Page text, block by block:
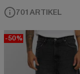
701 ARTIKEL
-50%